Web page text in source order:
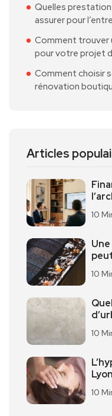
Quelles
assurer pour
Comment trouver
pour votre projet
Comment choisir
rénovation
Articles
10
10
10
10